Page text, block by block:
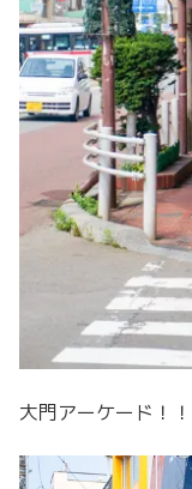
大門アーケード！！